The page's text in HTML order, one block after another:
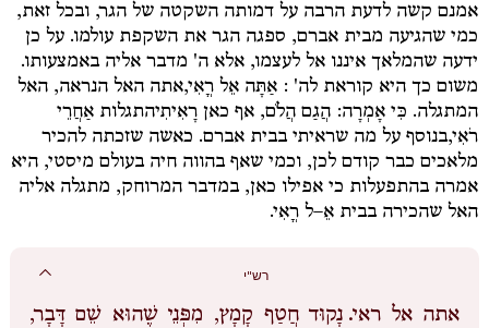
אמנם קשה לדעת הרבה על דמותה השקטה של הגר, ובכל זאת,
כמי שהגיעה מבית אברם, ספגה הגר את השקפת עולמו. על כן
ידעה שהמלאך איננו אל לעצמו, אלא ה' מדבר אליה באמצעותו.
משום כך היא קוראת לה' : אַתָּה אֵל רֳאִי,אתה האל הנראה, האל
המתגלה. כִּי אָמְרָה: הֲגַם הֲלֹם, אף כאן רָאִיתִיהתגלות אַחֲרֵי
רֹאִי,בנוסף על מה שראיתי בבית אברם. כאשה שזכתה להכיר
מלאכים כבר קודם לכן, וכמי שאף בהווה חיה בעולם מיסטי, היא
אמרה בהתפעלות כי אפילו כאן, במדבר המרוחק, מתגלה אליה
האל שהכירה בבית אֵ–ל רֳאִי.
רש"י
אתה אל ראי. נָקוּד חֲטַף קָמָץ, מִפְּנֵי שֶׁהוּא שֵׁם דָּבָר,